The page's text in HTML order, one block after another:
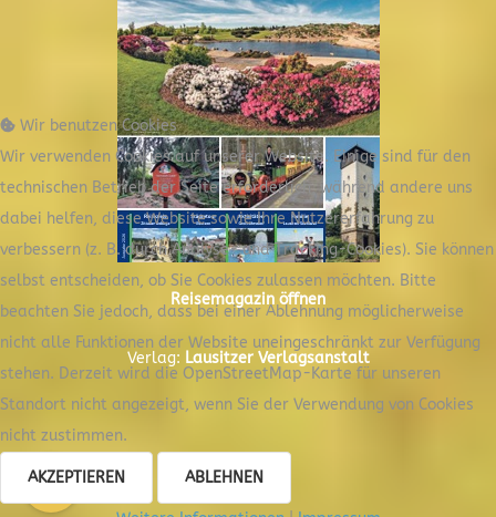
Reisemagazin öffnen
Verlag: Lausitzer Verlagsanstalt
Wir benutzen Cookies
Wir verwenden Cookies auf unserer Website. Einige sind für den
technischen Betrieb der Seite erforderlich, während andere uns
dabei helfen, diese Website sowie Ihre Nutzererfahrung zu
verbessern (z. B. durch Analyse- und Tracking-Cookies). Sie können
selbst entscheiden, ob Sie Cookies zulassen möchten. Bitte
beachten Sie jedoch, dass bei einer Ablehnung möglicherweise
nicht alle Funktionen der Website uneingeschränkt zur Verfügung
stehen. Derzeit wird die OpenStreetMap-Karte für unseren
Standort nicht angezeigt, wenn Sie der Verwendung von Cookies
nicht zustimmen.
AKZEPTIEREN ABLEHNEN